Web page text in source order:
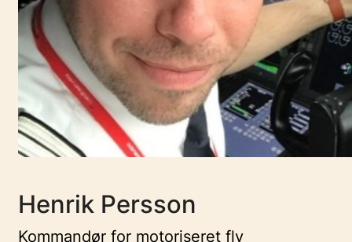
Henrik Persson
Kommandør for motoriseret fly